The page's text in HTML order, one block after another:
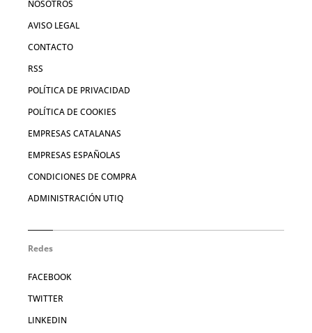
NOSOTROS
AVISO LEGAL
CONTACTO
RSS
POLÍTICA DE PRIVACIDAD
POLÍTICA DE COOKIES
EMPRESAS CATALANAS
EMPRESAS ESPAÑOLAS
CONDICIONES DE COMPRA
ADMINISTRACIÓN UTIQ
Redes
FACEBOOK
TWITTER
LINKEDIN